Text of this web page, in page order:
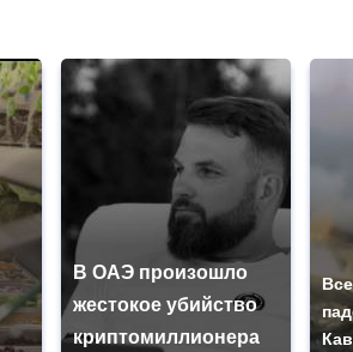
В ОАЭ произошло
жестокое убийство
криптомиллионера